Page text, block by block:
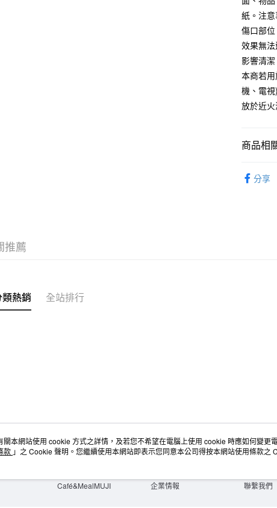
全家取
每筆
付款後
每筆
7-11取
每筆
每筆
宅配
每筆
紙。注
傷口部
效果無
影響清
本商若
機、電
放於近
商品相
分享
推薦
熱銷 全站排行
店舖情報
門市服務
Café&MealMUJI
空間改造企劃服務
大宗採購
企業情報
會員服務
人才招募
聯繫我們
本網站使用 cookie 方式之詳情，及若您不希望在電腦上使用 cookie 時應如何變更
款 」之 Cookie 聲明。您繼續使用本網站即表示您同意本公司得按本網站使用條款之